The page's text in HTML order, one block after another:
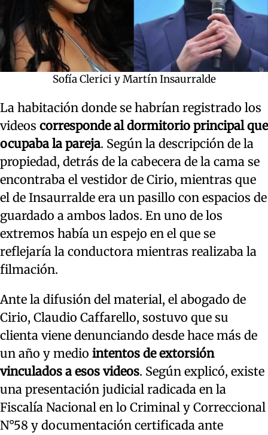
Sofía Clerici y Martín Insaurralde
La habitación donde se habrían registrado los
videos corresponde al dormitorio principal que
ocupaba la pareja. Según la descripción de la
propiedad, detrás de la cabecera de la cama se
encontraba el vestidor de Cirio, mientras que
el de Insaurralde era un pasillo con espacios de
guardado a ambos lados. En uno de los
extremos había un espejo en el que se
reflejaría la conductora mientras realizaba la
filmación.
Ante la difusión del material, el abogado de
Cirio, Claudio Caffarello, sostuvo que su
clienta viene denunciando desde hace más de
un año y medio intentos de extorsión
vinculados a esos videos. Según explicó, existe
una presentación judicial radicada en la
Fiscalía Nacional en lo Criminal y Correccional
N°58 y documentación certificada ante